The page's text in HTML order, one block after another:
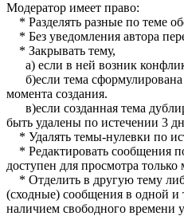
Модератор имеет право:
* Разделять разные по теме
* Без уведомления автора
* Закрывать тему,
а) если в ней возник
б)если тема сформулирована
момента создания.
в)если созданная тема
быть удалены по истечении 3
* Удалять темы-нулевки по
* Редактировать сообщения
доступен для просмотра
* Отделить в другую тему
(сходные) сообщения в одной и
наличием свободного времени